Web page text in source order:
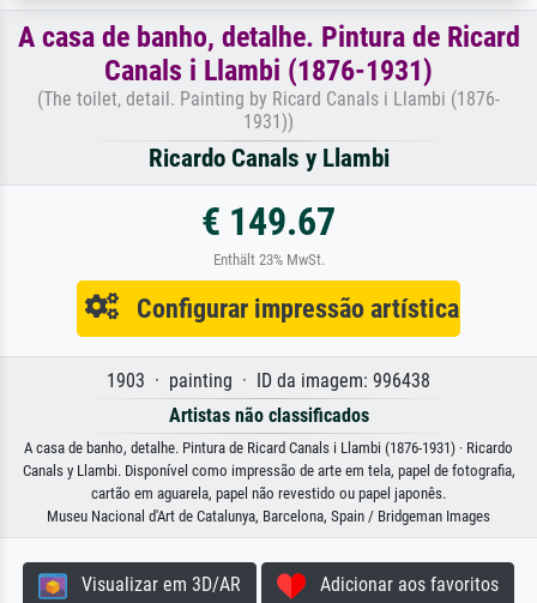
A casa de banho, detalhe. Pintura de Ricard
Canals i Llambi (1876-1931)
(The toilet, detail. Painting by Ricard Canals i Llambi (1876-
1931))
Ricardo Canals y Llambi
€ 149.67
Enthält 23% MwSt.
Configurar impressão artística
1903 · painting · ID da imagem: 996438
Artistas não classificados
A casa de banho, detalhe. Pintura de Ricard Canals i Llambi (1876-1931) · Ricardo
Canals y Llambi. Disponível como impressão de arte em tela, papel de fotografia,
cartão em aguarela, papel não revestido ou papel japonês.
Museu Nacional d'Art de Catalunya, Barcelona, Spain / Bridgeman Images
Visualizar em 3D/AR Adicionar aos favoritos